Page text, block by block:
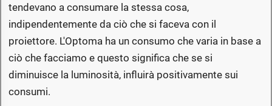
tendevano a consumare la stessa cosa,
indipendentemente da ciò che si faceva con il
proiettore. L'Optoma ha un consumo che varia in base a
ciò che facciamo e questo significa che se si
diminuisce la luminosità, influirà positivamente sui
consumi.